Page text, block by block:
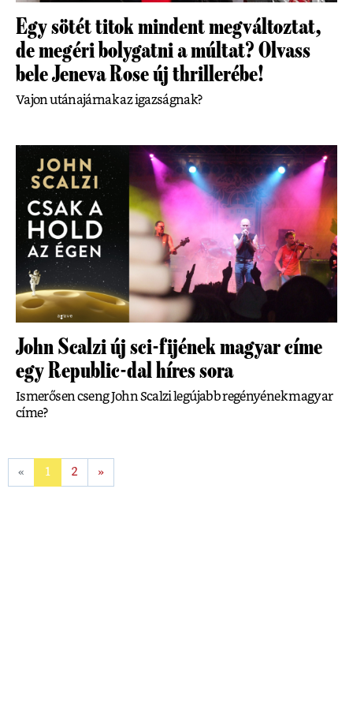
Egy sötét titok mindent megváltoztat,
de megéri bolygatni a múltat? Olvass
bele Jeneva Rose új thrillerébe!
Vajon utánajárnak az igazságnak?
John Scalzi új sci-fijének magyar címe
egy Republic-dal híres sora
Ismerősen cseng John Scalzi legújabb regényének magyar
címe?
« 1 2 »